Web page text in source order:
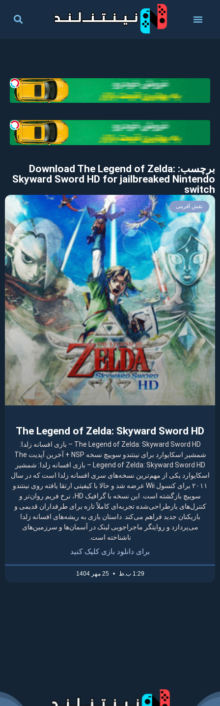
برچسب: Download The Legend of Zelda:
Skyward Sword HD for jailbreaked Nintendo
switch
نقش آفرینی
The Legend of Zelda: Skyward Sword HD
The Legend of Zelda: Skyward Sword HD – بازی افسانه زلدا:
شمشیر اسکایوارد برای نینتندو سوییچ نسخه NSP + آخرین آپدیت The
Legend of Zelda: Skyward Sword HD – بازی افسانه زلدا: شمشیر
اسکایوارد یکی از مهم‌ترین نسخه‌های سری افسانه زلدا است که در سال
۲۰۱۱ برای کنسول Wii عرضه شد و حالا با کیفیتی ارتقا یافته روی نینتندو
سوییچ بازگشته است. این نسخه با گرافیک HD، نرخ فریم روان‌تر و
کنترل‌های بازطراحی‌شده تجربه‌ای کاملاً تازه برای طرفداران قدیمی و
بازیکنان جدید فراهم می‌کند. داستان بازی به ریشه‌های افسانه زلدا
می‌پردازد و روایتگر ماجراجویی لینک در آسمان‌ها و سرزمین‌های
ناشناخته است.
برای دانلود بازی کلیک کنید
1:29 ب.ظ 25 مهر 1404